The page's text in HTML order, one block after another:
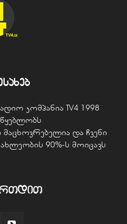
კომპანია TV4 1998
და ჩვენი
90%-ს მოიცავს